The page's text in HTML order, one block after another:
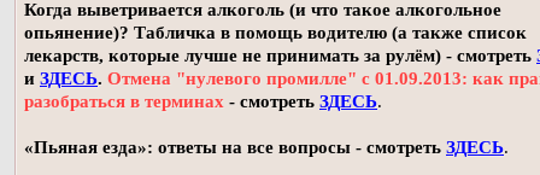
Когда выветривается алкоголь (и что такое алкогольное
опьянение)? Табличка в помощь водителю (а также список
лекарств, которые лучше не принимать за рулём) - смотреть
и ЗДЕСЬ. Отмена "нулевого промилле" с 01.09.2013: как
разобраться в терминах - смотреть ЗДЕСЬ.
«Пьяная езда»: ответы на все вопросы - смотреть ЗДЕСЬ.